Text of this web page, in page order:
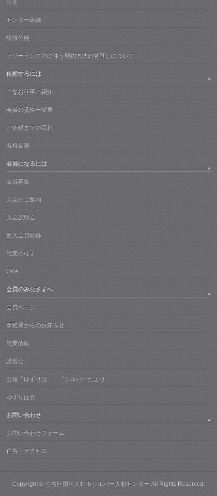
沿革
センター組織
情報公開
フリーランス法に伴う契約方法の見直しについて
依頼するには
主なお仕事ご紹介
会員の資格一覧表
ご依頼までの流れ
各料金表
会員になるには
会員募集
入会のご案内
入会説明会
新入会員研修
就業の様子
Q&A
会員のみなさまへ
会員ページ
事務局からのお知らせ
就業情報
講習会
会報「ゆずりは」・「シルバーだより」
ゆずりは会
お問い合わせ
お問い合わせフォーム
住所・アクセス
Copyright © 公益社団法人柏市シルバー人材センター All Rights Reserved.